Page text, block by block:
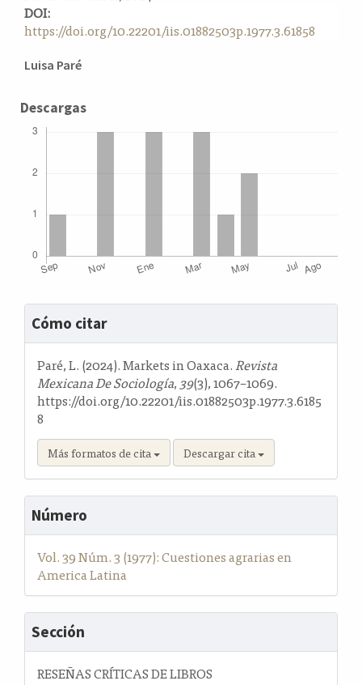
a
l
t
r
a
l
DOI:
https://doi.org/10.22201/iis.01882503p.1977.3.61858
Contenido
del
artículo
Luisa Paré
Descargas
Detalles
del
artículo
Cómo citar
Paré, L. (2024). Markets in Oaxaca.Revista
Mexicana De Sociología,39(3), 1067–1069.
https://doi.org/10.22201/iis.01882503p.1977.3.6185
8
Más formatos de cita Descargar cita
Número
Vol. 39 Núm. 3 (1977): Cuestiones agrarias en
America Latina
Sección
RESEÑAS CRÍTICAS DE LIBROS